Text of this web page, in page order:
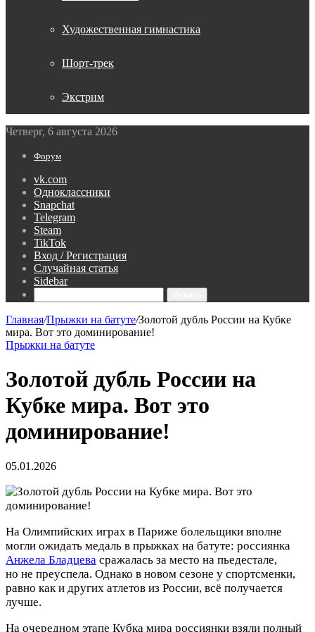
Художественная гимнастика
Шорт-трек
Экстрим
Четверг, 6 августа 2026
Форум
vk.com
Одноклассники
Snapchat
Telegram
Steam
TikTok
Вход / Регистрация
Случайная статья
Sidebar
Главная/Прыжки на батуте/Золотой дубль России на Кубке
мира. Вот это доминирование!
Прыжки на батуте
Золотой дубль России на
Кубке мира. Вот это
доминирование!
05.01.2026
На Олимпийских играх в Париже болельщики вполне
могли ожидать медаль в прыжках на батуте: россиянка
Анжела Бладцева сражалась за место на пьедестале,
но не преуспела. Однако в новом сезоне у спортсменки,
равно как и других атлетов из России, всё получается
лучше.
На очередном этапе Кубка мира россиянки взяли полный